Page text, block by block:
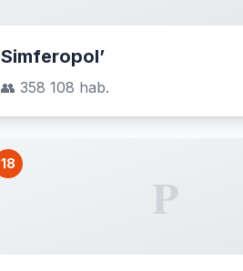
Simferopol’
👥 358 108 hab.
18
P